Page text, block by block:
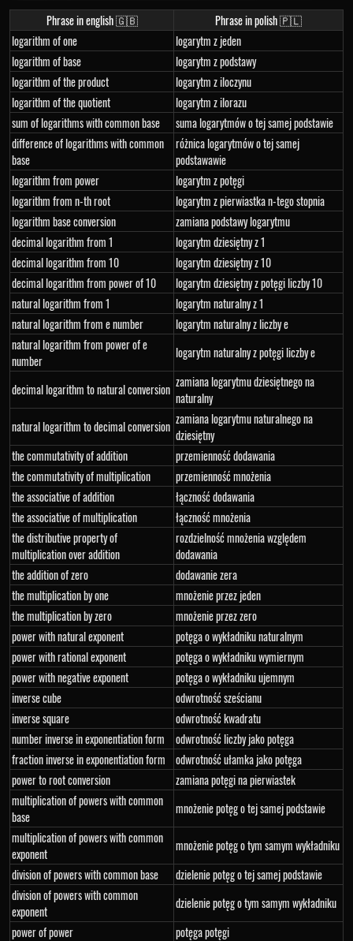
Phrase in english 🇬🇧
Phrase in polish 🇵🇱
logarithm of one
logarytm z jeden
logarithm of base
logarytm z podstawy
logarithm of the product
logarytm z iloczynu
logarithm of the quotient
logarytm z ilorazu
sum of logarithms with common base
suma logarytmów o tej samej podstawie
difference of logarithms with common
base
różnica logarytmów o tej samej
podstawawie
logarithm from power
logarytm z potęgi
logarithm from n-th root
logarytm z pierwiastka n-tego stopnia
logarithm base conversion
zamiana podstawy logarytmu
decimal logarithm from 1
logarytm dziesiętny z 1
decimal logarithm from 10
logarytm dziesiętny z 10
decimal logarithm from power of 10
logarytm dziesiętny z potęgi liczby 10
natural logarithm from 1
logarytm naturalny z 1
natural logarithm from e number
logarytm naturalny z liczby e
natural logarithm from power of e
number
logarytm naturalny z potęgi liczby e
decimal logarithm to natural conversion zamiana logarytmu dziesiętnego na
naturalny
natural logarithm to decimal conversion zamiana logarytmu naturalnego na
dziesiętny
the commutativity of addition
przemienność dodawania
the commutativity of multiplication
przemienność mnożenia
the associative of addition
łączność dodawania
the associative of multiplication
łączność mnożenia
the distributive property of
multiplication over addition
rozdzielność mnożenia względem
dodawania
the addition of zero
dodawanie zera
the multiplication by one
mnożenie przez jeden
the multiplication by zero
mnożenie przez zero
power with natural exponent
potęga o wykładniku naturalnym
power with rational exponent
potęga o wykładniku wymiernym
power with negative exponent
potęga o wykładniku ujemnym
inverse cube
odwrotność sześcianu
inverse square
odwrotność kwadratu
number inverse in exponentiation form
odwrotność liczby jako potęga
fraction inverse in exponentiation form
odwrotność ułamka jako potęga
power to root conversion
zamiana potęgi na pierwiastek
multiplication of powers with common
base
mnożenie potęg o tej samej podstawie
multiplication of powers with common
exponent
mnożenie potęg o tym samym wykładniku
division of powers with common base
dzielenie potęg o tej samej podstawie
division of powers with common
exponent
dzielenie potęg o tym samym wykładniku
power of power
potęga potęgi